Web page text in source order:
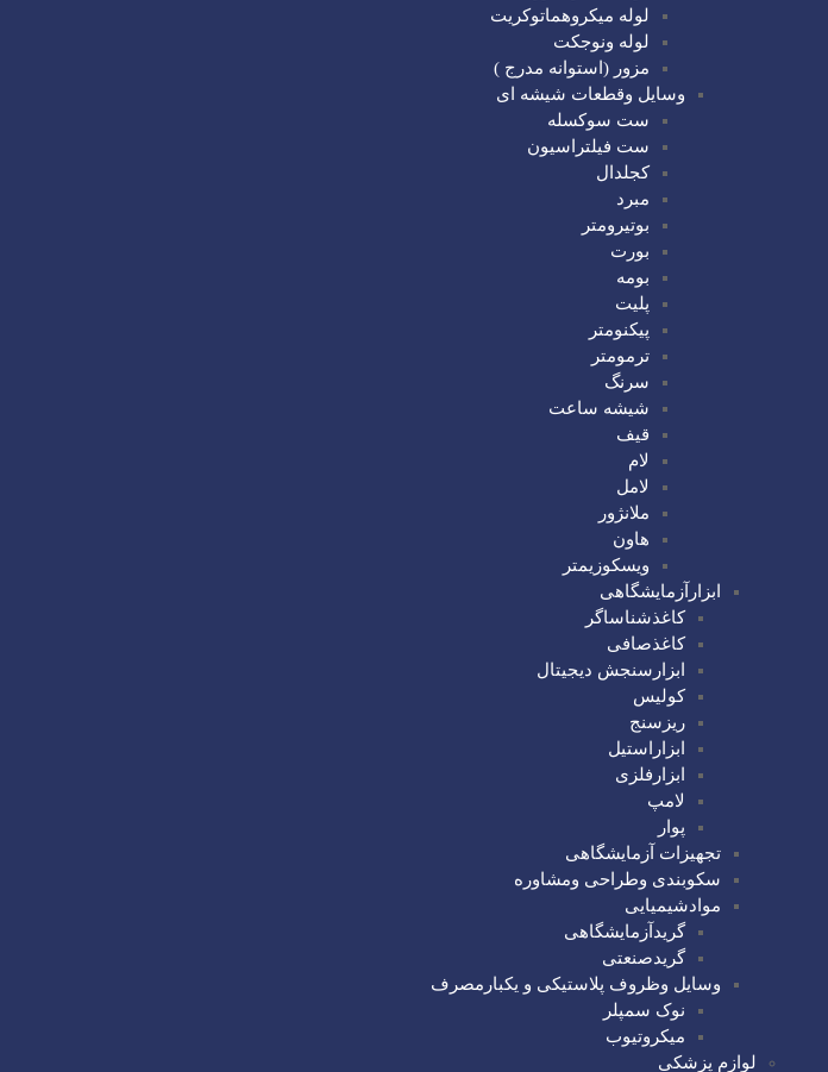
لوله میکروهماتوکریت
لوله ونوجکت
مزور (استوانه مدرج )
وسایل وقطعات شیشه ای
ست سوکسله
ست فیلتراسیون
کجلدال
مبرد
بوتیرومتر
بورت
بومه
پلیت
پیکنومتر
ترمومتر
سرنگ
شیشه ساعت
قیف
لام
لامل
ملانژور
هاون
ویسکوزیمتر
ابزارآزمایشگاهی
کاغذشناساگر
کاغذصافی
ابزارسنجش دیجیتال
کولیس
ریزسنج
ابزاراستیل
ابزارفلزی
لامپ
پوار
تجهیزات آزمایشگاهی
سکوبندی وطراحی ومشاوره
موادشیمیایی
گریدآزمایشگاهی
گریدصنعتی
وسایل وظروف پلاستیکی و یکبارمصرف
نوک سمپلر
میکروتیوب
لوازم پزشکی